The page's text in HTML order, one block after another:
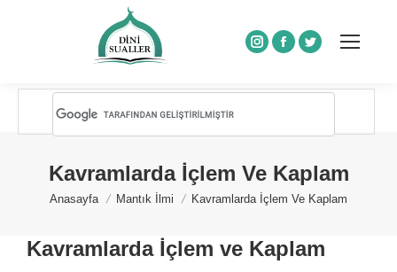
Instagram
Facebook
Twitter
Kavramlarda İçlem Ve Kaplam
You are here:
Anasayfa Mantık İlmi Kavramlarda İçlem Ve Kaplam
Kavramlarda İçlem ve Kaplam